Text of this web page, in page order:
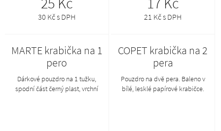
30 Kč s DPH 21 Kč s DPH
MARTE krabička na 1
pero
Dárkové pouzdro na 1 tužku,
spodní část černý plast, vrchní
COPET krabička na 2
pera
Pouzdro na dvě pera. Baleno v
bílé, lesklé papírové krabičce.